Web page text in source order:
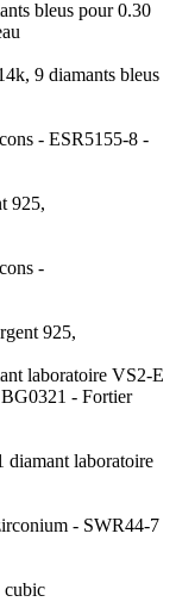
9 diamants bleus
925,
925,
diamant laboratoire
cubic